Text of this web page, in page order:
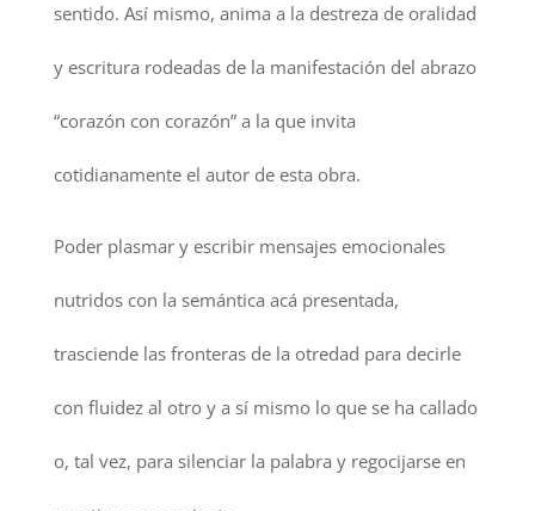
sentido. Así mismo, anima a la destreza de oralidad
y escritura rodeadas de la manifestación del abrazo
“corazón con corazón” a la que invita
cotidianamente el autor de esta obra.
Poder plasmar y escribir mensajes emocionales
nutridos con la semántica acá presentada,
trasciende las fronteras de la otredad para decirle
con fluidez al otro y a sí mismo lo que se ha callado
o, tal vez, para silenciar la palabra y regocijarse en